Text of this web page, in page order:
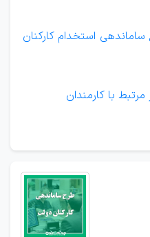
استخدام کارکنان
با کارمندان